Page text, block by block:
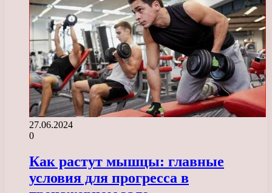
27.06.2024
0
Как растут мышцы: главные
условия для прогресса в